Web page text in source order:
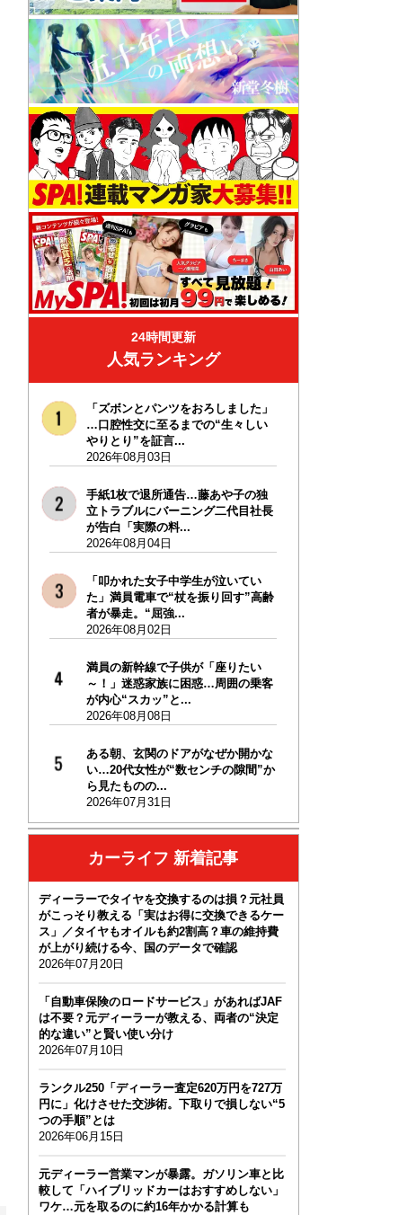
24時間更新
人気ランキング
「ズボンとパンツをおろしました」
…口腔性交に至るまでの“生々しい
やりとり”を証言...
2026年08月03日
手紙1枚で退所通告…藤あや子の独
立トラブルにバーニング二代目社長
が告白「実際の料...
2026年08月04日
「叩かれた女子中学生が泣いてい
た」満員電車で“杖を振り回す”高齢
者が暴走。“屈強...
2026年08月02日
満員の新幹線で子供が「座りたい
～！」迷惑家族に困惑…周囲の乗客
が内心“スカッ”と...
2026年08月08日
ある朝、玄関のドアがなぜか開かな
い…20代女性が“数センチの隙間”か
ら見たものの...
2026年07月31日
カーライフ 新着記事
ディーラーでタイヤを交換するのは損？元社員
がこっそり教える「実はお得に交換できるケー
ス」／タイヤもオイルも約2割高？車の維持費
が上がり続ける今、国のデータで確認
2026年07月20日
「自動車保険のロードサービス」があればJAF
は不要？元ディーラーが教える、両者の“決定
的な違い”と賢い使い分け
2026年07月10日
ランクル250「ディーラー査定620万円を727万
円に」化けさせた交渉術。下取りで損しない“5
つの手順”とは
2026年06月15日
元ディーラー営業マンが暴露。ガソリン車と比
較して「ハイブリッドカーはおすすめしない」
ワケ…元を取るのに約16年かかる計算も